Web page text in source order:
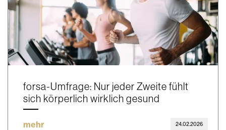
forsa-Umfrage: Nur jeder Zweite fühlt
sich körperlich wirklich gesund
mehr 24.02.2026